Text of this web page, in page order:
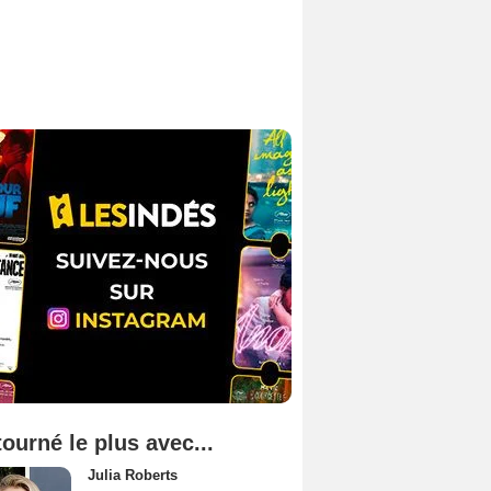
le plus avec...
Julia Roberts